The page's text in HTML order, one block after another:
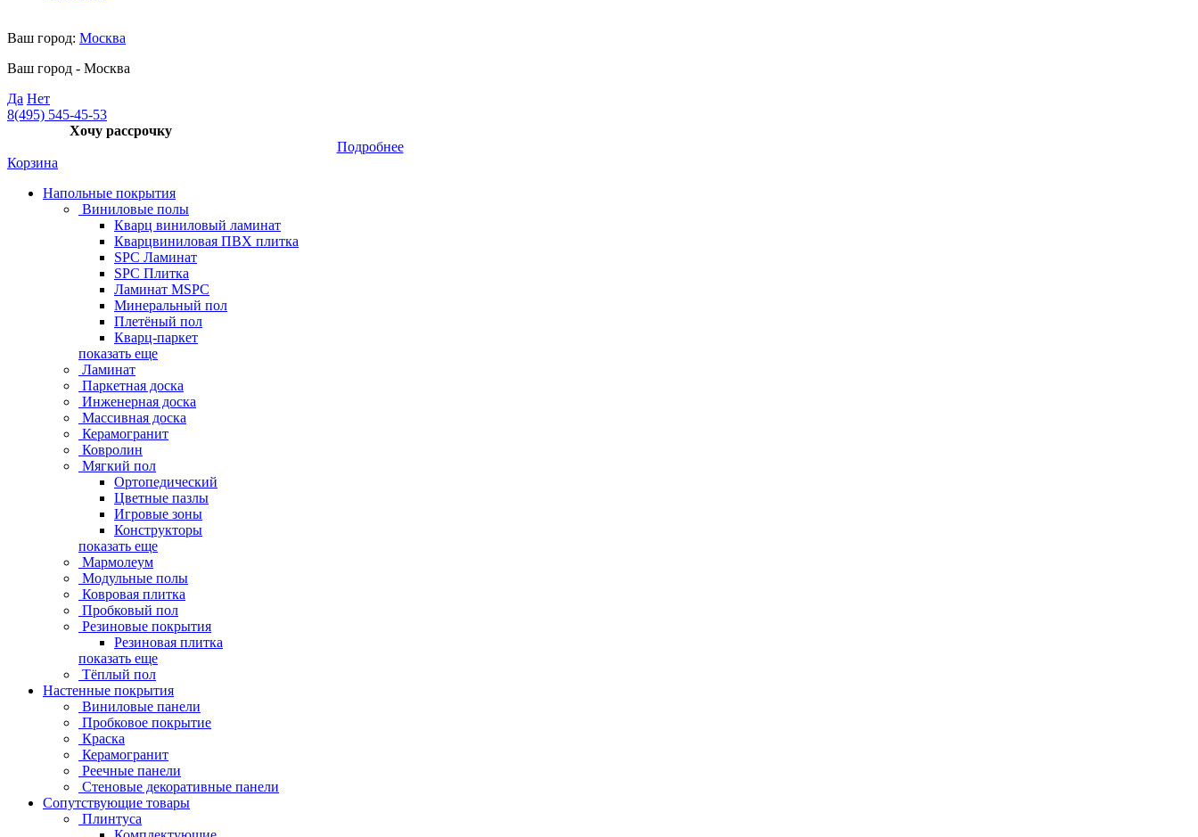
Ваш город: Москва
Ваш город - Москва
Да Нет
8(495) 545-45-53
Хочу рассрочку
Подробнее
Корзина
Напольные покрытия
Виниловые полы
Кварц виниловый ламинат
Кварцвиниловая ПВХ плитка
SPC Ламинат
SPC Плитка
Ламинат MSPC
Минеральный пол
Плетёный пол
Кварц-паркет
показать еще
Ламинат
Паркетная доска
Инженерная доска
Массивная доска
Керамогранит
Ковролин
Мягкий пол
Ортопедический
Цветные пазлы
Игровые зоны
Конструкторы
показать еще
Мармолеум
Модульные полы
Ковровая плитка
Пробковый пол
Резиновые покрытия
Резиновая плитка
показать еще
Тёплый пол
Настенные покрытия
Виниловые панели
Пробковое покрытие
Краска
Керамогранит
Реечные панели
Стеновые декоративные панели
Сопутствующие товары
Плинтуса